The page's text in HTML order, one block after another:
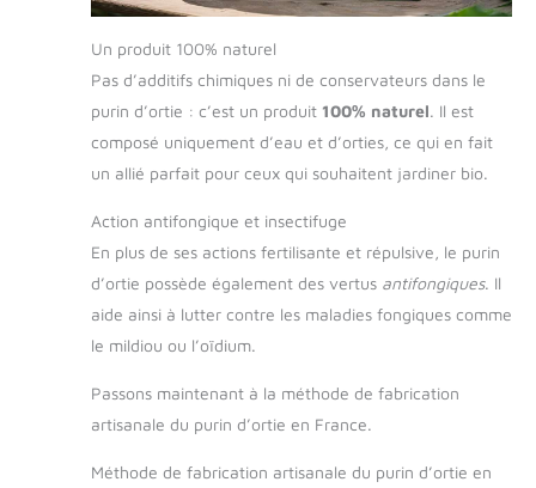
Un produit 100% naturel
Pas d’additifs chimiques ni de conservateurs dans le
purin d’ortie : c’est un produit 100% naturel. Il est
composé uniquement d’eau et d’orties, ce qui en fait
un allié parfait pour ceux qui souhaitent jardiner bio.
Action antifongique et insectifuge
En plus de ses actions fertilisante et répulsive, le purin
d’ortie possède également des vertus antifongiques. Il
aide ainsi à lutter contre les maladies fongiques comme
le mildiou ou l’oïdium.
Passons maintenant à la méthode de fabrication
artisanale du purin d’ortie en France.
Méthode de fabrication artisanale du purin d’ortie en